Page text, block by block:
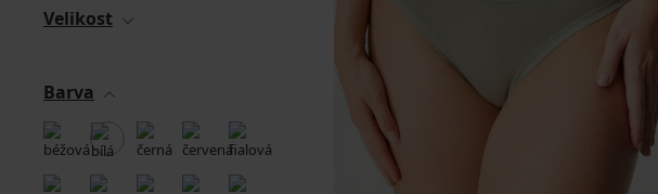
Velikost
Barva